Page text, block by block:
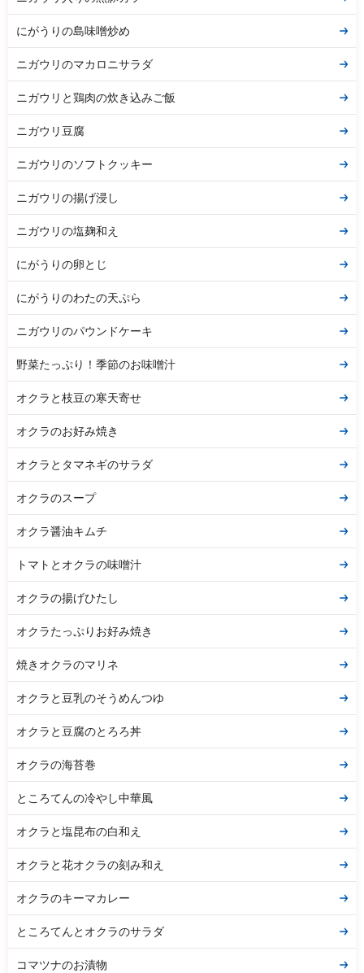
にがうりの島味噌炒め
ニガウリのマカロニサラダ
ニガウリと鶏肉の炊き込みご飯
ニガウリ豆腐
ニガウリのソフトクッキー
ニガウリの揚げ浸し
ニガウリの塩麹和え
にがうりの卵とじ
にがうりのわたの天ぷら
ニガウリのパウンドケーキ
野菜たっぷり！季節のお味噌汁
オクラと枝豆の寒天寄せ
オクラのお好み焼き
オクラとタマネギのサラダ
オクラのスープ
オクラ醤油キムチ
トマトとオクラの味噌汁
オクラの揚げひたし
オクラたっぷりお好み焼き
焼きオクラのマリネ
オクラと豆乳のそうめんつゆ
オクラと豆腐のとろろ丼
オクラの海苔巻
ところてんの冷やし中華風
オクラと塩昆布の白和え
オクラと花オクラの刻み和え
オクラのキーマカレー
ところてんとオクラのサラダ
コマツナのお漬物